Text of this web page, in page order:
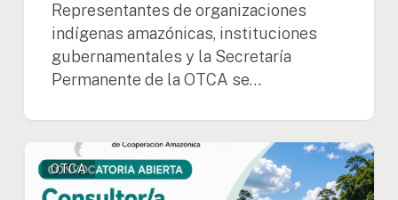
Representantes de organizaciones
indígenas amazónicas, instituciones
gubernamentales y la Secretaría
Permanente de la OTCA se…
Ecuador:
OTCA
abre
OTCA